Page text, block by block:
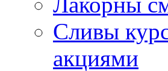
Сливы
акциями